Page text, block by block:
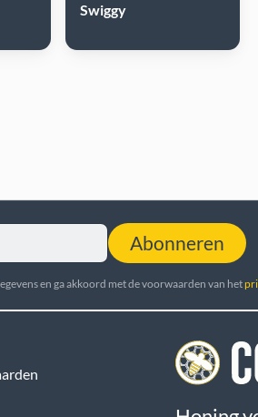
Swiggy
Abonneren
en ga akkoord met de voorwaarden van het